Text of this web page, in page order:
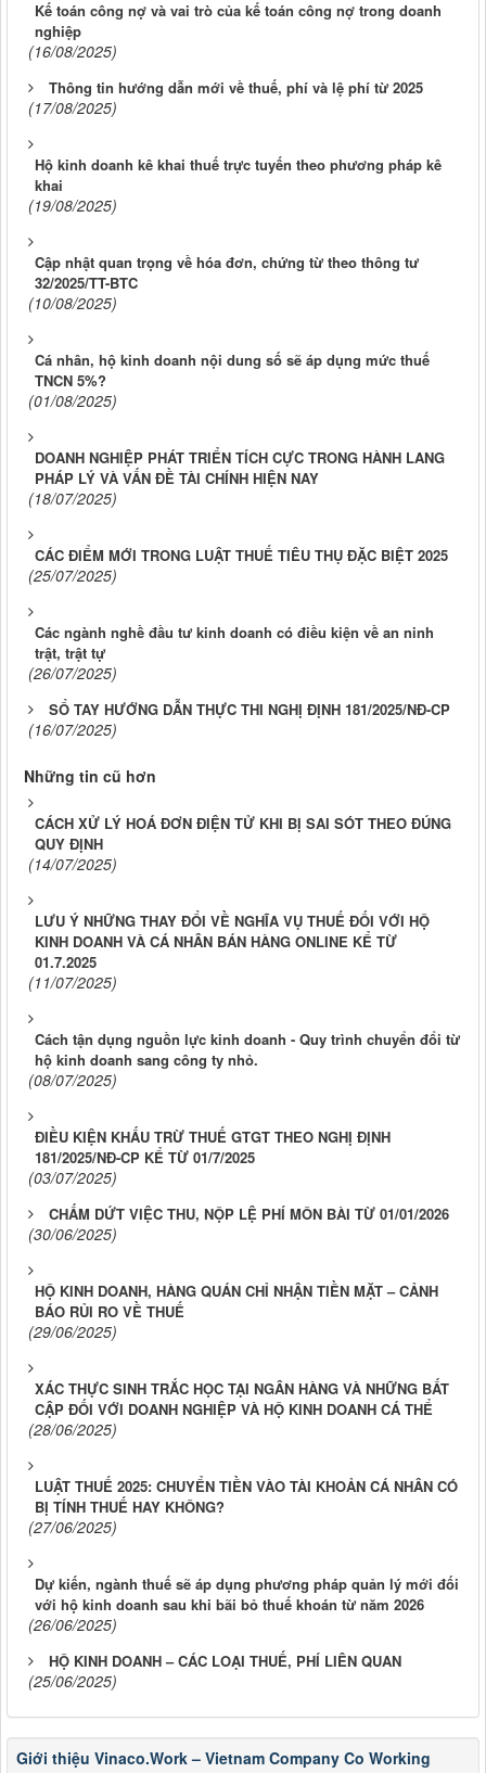
Kế toán công nợ và vai trò của kế toán công nợ trong doanh
nghiệp
(16/08/2025)
Thông tin hướng dẫn mới về thuế, phí và lệ phí từ 2025
(17/08/2025)
Hộ kinh doanh kê khai thuế trực tuyến theo phương pháp kê
khai
(19/08/2025)
Cập nhật quan trọng về hóa đơn, chứng từ theo thông tư
32/2025/TT-BTC
(10/08/2025)
Cá nhân, hộ kinh doanh nội dung số sẽ áp dụng mức thuế
TNCN 5%?
(01/08/2025)
DOANH NGHIỆP PHÁT TRIỂN TÍCH CỰC TRONG HÀNH LANG
PHÁP LÝ VÀ VẤN ĐỀ TÀI CHÍNH HIỆN NAY
(18/07/2025)
CÁC ĐIỂM MỚI TRONG LUẬT THUẾ TIÊU THỤ ĐẶC BIỆT 2025
(25/07/2025)
Các ngành nghề đầu tư kinh doanh có điều kiện về an ninh
trật, trật tự
(26/07/2025)
SỔ TAY HƯỚNG DẪN THỰC THI NGHỊ ĐỊNH 181/2025/NĐ-CP
(16/07/2025)
Những tin cũ hơn
CÁCH XỬ LÝ HOÁ ĐƠN ĐIỆN TỬ KHI BỊ SAI SÓT THEO ĐÚNG
QUY ĐỊNH
(14/07/2025)
LƯU Ý NHỮNG THAY ĐỔI VỀ NGHĨA VỤ THUẾ ĐỐI VỚI HỘ
KINH DOANH VÀ CÁ NHÂN BÁN HÀNG ONLINE KỂ TỪ
01.7.2025
(11/07/2025)
Cách tận dụng nguồn lực kinh doanh - Quy trình chuyển đổi từ
hộ kinh doanh sang công ty nhỏ.
(08/07/2025)
ĐIỀU KIỆN KHẤU TRỪ THUẾ GTGT THEO NGHỊ ĐỊNH
181/2025/NĐ-CP KỂ TỪ 01/7/2025
(03/07/2025)
CHẤM DỨT VIỆC THU, NỘP LỆ PHÍ MÔN BÀI TỪ 01/01/2026
(30/06/2025)
HỘ KINH DOANH, HÀNG QUÁN CHỈ NHẬN TIỀN MẶT – CẢNH
BÁO RỦI RO VỀ THUẾ
(29/06/2025)
XÁC THỰC SINH TRẮC HỌC TẠI NGÂN HÀNG VÀ NHỮNG BẤT
CẬP ĐỐI VỚI DOANH NGHIỆP VÀ HỘ KINH DOANH CÁ THỂ
(28/06/2025)
LUẬT THUẾ 2025: CHUYỂN TIỀN VÀO TÀI KHOẢN CÁ NHÂN CÓ
BỊ TÍNH THUẾ HAY KHÔNG?
(27/06/2025)
Dự kiến, ngành thuế sẽ áp dụng phương pháp quản lý mới đối
với hộ kinh doanh sau khi bãi bỏ thuế khoán từ năm 2026
(26/06/2025)
HỘ KINH DOANH – CÁC LOẠI THUẾ, PHÍ LIÊN QUAN
(25/06/2025)
Giới thiệu Vinaco.Work – Vietnam Company Co Working